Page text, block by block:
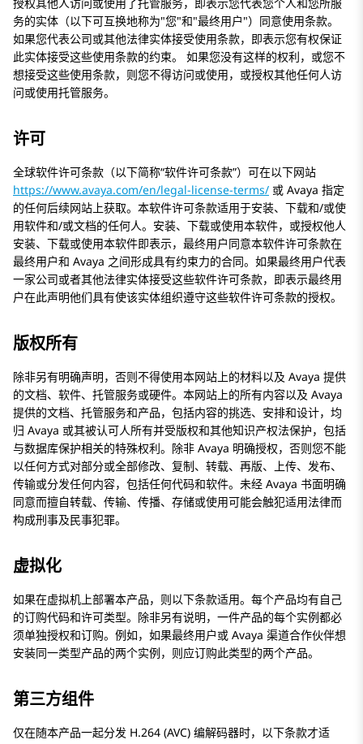
务的实体（以下可互换地称为 您 和 最终用户 ）同意使用条款。
如果您代表公司或其他法律实体接受使用条款，即表示您有权保证
此实体接受这些使用条款的约束。 如果您没有这样的权利，或您不
想接受这些使用条款，则您不得访问或使用，或授权其他任何人访
问或使用托管服务。
许可
全球软件许可条款（以下简称“软件许可条款”）可在以下网站
https://www.avaya.com/en/legal-license-terms/ 或 Avaya 指定
的任何后续网站上获取。本软件许可条款适用于安装、下载和/或使
用软件和/或文档的任何人。安装、下载或使用本软件，或授权他人
安装、下载或使用本软件即表示，最终用户同意本软件许可条款在
最终用户和 Avaya 之间形成具有约束力的合同。如果最终用户代表
一家公司或者其他法律实体接受这些软件许可条款，即表示最终用
户在此声明他们具有使该实体组织遵守这些软件许可条款的授权。
版权所有
除非另有明确声明，否则不得使用本网站上的材料以及 Avaya 提供
的文档、软件、托管服务或硬件。本网站上的所有内容以及 Avaya
提供的文档、托管服务和产品，包括内容的挑选、安排和设计，均
归 Avaya 或其被认可人所有并受版权和其他知识产权法保护，包括
与数据库保护相关的特殊权利。除非 Avaya 明确授权，否则您不能
以任何方式对部分或全部修改、复制、转载、再版、上传、发布、
传输或分发任何内容，包括任何代码和软件。未经 Avaya 书面明确
同意而擅自转载、传输、传播、存储或使用可能会触犯适用法律而
构成刑事及民事犯罪。
虚拟化
如果在虚拟机上部署本产品，则以下条款适用。每个产品均有自己
的订购代码和许可类型。除非另有说明，一件产品的每个实例都必
须单独授权和订购。例如，如果最终用户或 Avaya 渠道合作伙伴想
安装同一类型产品的两个实例，则应订购此类型的两个产品。
第三方组件
仅在随本产品一起分发 H.264 (AVC) 编解码器时，以下条款才适